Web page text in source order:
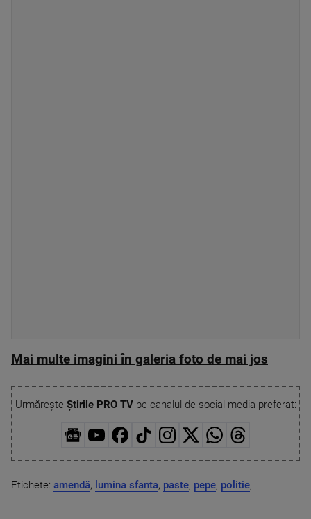
Mai multe imagini în galeria foto de mai jos
Urmărește Știrile PRO TVpe canalul de social media preferat:
Etichete: amendă, lumina sfanta, paste, pepe, politie,